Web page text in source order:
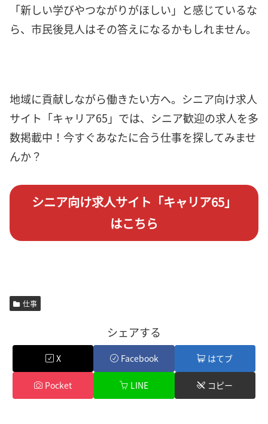
「新しい学びやつながりがほしい」と感じているな
ら、市民後見人はその答えになるかもしれません。
地域に貢献しながら働きたい方へ。シニア向け求人
サイト「キャリア65」では、シニア歓迎の求人を多
数掲載中！今すぐあなたに合う仕事を探してみませ
んか？
シニア向け求人サイト「キャリア65」
はこちら
仕事
シェアする
X Facebook はてブ
Pocket LINE コピー